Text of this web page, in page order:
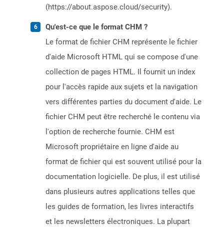
(https://about.aspose.cloud/security).
Qu'est-ce que le format CHM ?
Le format de fichier CHM représente le fichier
d'aide Microsoft HTML qui se compose d'une
collection de pages HTML. Il fournit un index
pour l'accès rapide aux sujets et la navigation
vers différentes parties du document d'aide. Le
fichier CHM peut être recherché le contenu via
l'option de recherche fournie. CHM est
Microsoft propriétaire en ligne d'aide au
format de fichier qui est souvent utilisé pour la
documentation logicielle. De plus, il est utilisé
dans plusieurs autres applications telles que
les guides de formation, les livres interactifs
et les newsletters électroniques. La plupart